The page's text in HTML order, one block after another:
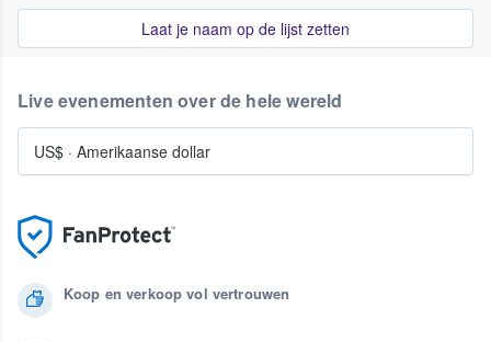
Laat je naam op de lijst zetten
Koop en verkoop vol vertrouwen
Live evenementen over de hele wereld
US$ · Amerikaanse dollar